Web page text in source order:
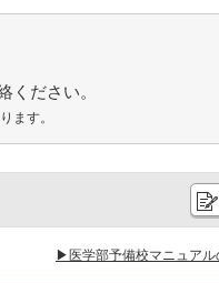
ください。
ます。
▶医学部予備校マニュアル